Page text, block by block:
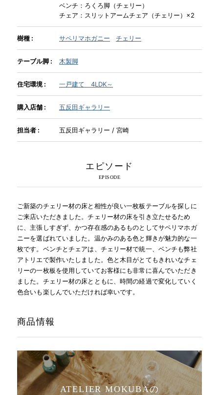
INFORMATION
MOKUBA CHANNEL
よくあるご質問
お問い合わせ
ベンチ：ろくろ脚（チェリー）
チェア：スリットアームチェア（チェリー）×2
樹種 : サペリマホガニー チェリー
テーブル脚 : 木製脚
住宅環境 : 一戸建て 4LDK～
購入店舗 : 五反田ギャラリー
担当者 : 五反田ギャラリー / 宮崎
エピソード
ご新築のチェリー材の床と相性が良い一枚板テーブルを探しに
ご来店いただきました。チェリー材の床を引き立たせるため
に、主張しすぎず、かつ存在感のあるものとしてサペリマホガ
ニーを選ばれていました。温かみのある色と輝きが魅力的な一
枚です。ベンチとチェアは、チェリー材で統一、ベンチも弊社
アトリエで製作いたしました。色と木目がとてもきれいなチェ
リーの一枚板を使用していてお客様にも非常に喜んでいただき
ました。チェリー材の床とともに、時間の経過で変化していく
色合いも楽しんでいただければ幸いです。
商品情報
ATELIER MOKUBAの